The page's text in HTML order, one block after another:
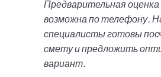
Предварительная
возможна по телефону.
специалисты готовы
смету и предложить
вариант.